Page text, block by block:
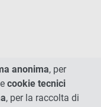
anonima, per
cookie tecnici
, per la raccolta di